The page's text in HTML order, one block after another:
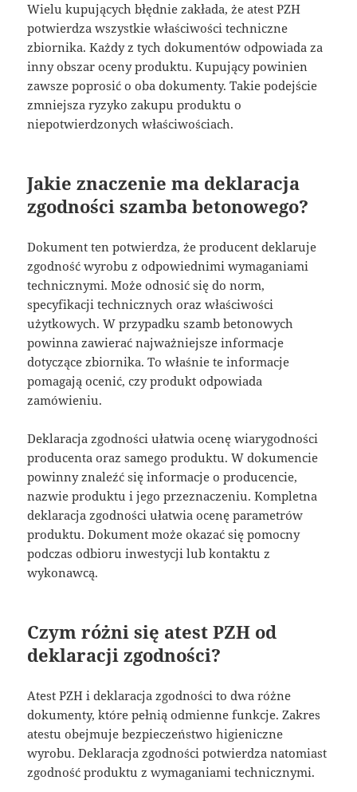
Wielu kupujących błędnie zakłada, że atest PZH
potwierdza wszystkie właściwości techniczne
zbiornika. Każdy z tych dokumentów odpowiada za
inny obszar oceny produktu. Kupujący powinien
zawsze poprosić o oba dokumenty. Takie podejście
zmniejsza ryzyko zakupu produktu o
niepotwierdzonych właściwościach.
Jakie znaczenie ma deklaracja
zgodności szamba betonowego?
Dokument ten potwierdza, że producent deklaruje
zgodność wyrobu z odpowiednimi wymaganiami
technicznymi. Może odnosić się do norm,
specyfikacji technicznych oraz właściwości
użytkowych. W przypadku szamb betonowych
powinna zawierać najważniejsze informacje
dotyczące zbiornika. To właśnie te informacje
pomagają ocenić, czy produkt odpowiada
zamówieniu.
Deklaracja zgodności ułatwia ocenę wiarygodności
producenta oraz samego produktu. W dokumencie
powinny znaleźć się informacje o producencie,
nazwie produktu i jego przeznaczeniu. Kompletna
deklaracja zgodności ułatwia ocenę parametrów
produktu. Dokument może okazać się pomocny
podczas odbioru inwestycji lub kontaktu z
wykonawcą.
Czym różni się atest PZH od
deklaracji zgodności?
Atest PZH i deklaracja zgodności to dwa różne
dokumenty, które pełnią odmienne funkcje. Zakres
atestu obejmuje bezpieczeństwo higieniczne
wyrobu. Deklaracja zgodności potwierdza natomiast
zgodność produktu z wymaganiami technicznymi.